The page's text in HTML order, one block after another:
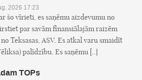
2026 17:23
šo vīrieti, es saņēmu aizdevumu no
par savām finansiālajām raizēm
Teksasas, ASV. Es atkal varu smaidīt
palīdzību. Es saņēmu [..]
TOPs